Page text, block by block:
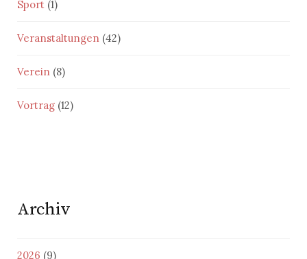
Sport (1)
Veranstaltungen (42)
Verein (8)
Vortrag (12)
Archiv
2026 (9)